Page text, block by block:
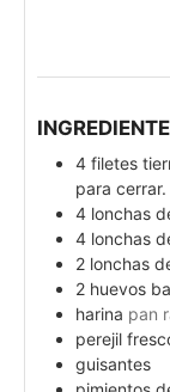
4 filetes
para cerrar.
4 lonchas
4 lonchas
2 lonchas
2 huevos
harina pan
perejil
guisantes